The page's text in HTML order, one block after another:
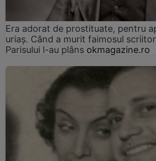
Era adorat de prostituate, pentru
uriaș. Când a murit faimosul
Parisului l-au plâns okmagazine.ro